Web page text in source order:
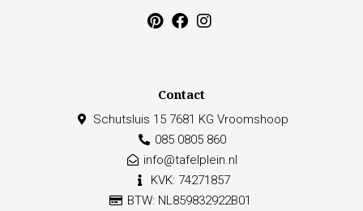
Contact
Schutsluis 15 7681 KG Vroomshoop
085 0805 860
info@tafelplein.nl
KVK: 74271857
BTW: NL859832922B01